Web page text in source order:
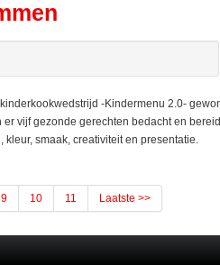
-Kindermenu 2.0-
vijf gezonde gerechten bedacht en
smaak, creativiteit en presentatie.
9 10 11 Laatste >>